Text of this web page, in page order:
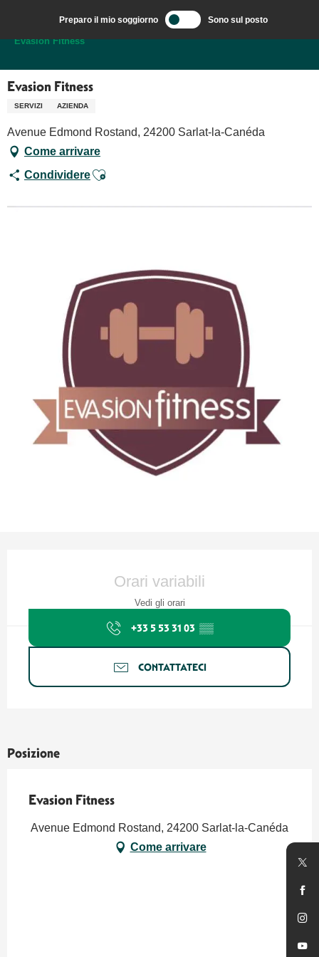
contenu
Preparo il mio soggiorno Sono sul posto
Benvenuti a Sarlat, capitale del Périgord Noir – IT
Evasion Fitness
Evasion Fitness
SERVIZI AZIENDA
Avenue Edmond Rostand, 24200 Sarlat-la-Canéda
Come arrivare
CondividereAjouter aux favoris
Orari variabili
Vedi gli orari
+33 5 53 31 03 ▒▒
CONTATTATECI
Posizione
Evasion Fitness
Avenue Edmond Rostand, 24200 Sarlat-la-Canéda
Come arrivare